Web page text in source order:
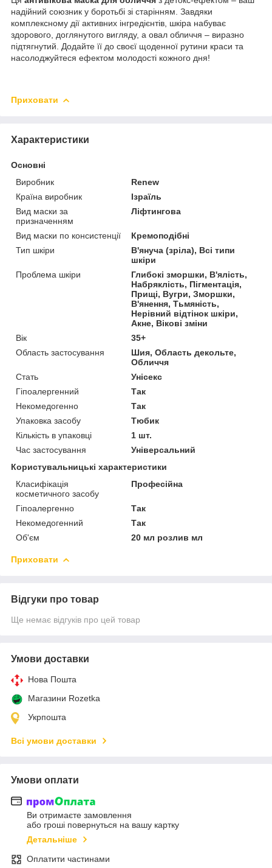
надійний союзник у боротьбі зі старінням. Завдяки
комплексному дії активних інгредієнтів, шкіра набуває
здорового, доглянутого вигляду, а овал обличчя – виразно
підтягнутий. Додайте її до своєї щоденної рутини краси та
насолоджуйтеся ефектом молодості кожного дня!
Приховати
Характеристики
Основні
Виробник
Renew
Країна виробник
Ізраїль
Вид маски за
призначенням
Ліфтингова
Вид маски по консистенції
Кремоподібні
Тип шкіри
В'януча (зріла), Всі типи
шкіри
Проблема шкіри
Глибокі зморшки, В'ялість,
Набряклість, Пігментація,
Прищі, Вугри, Зморшки,
В'янення, Тьмяність,
Нерівний відтінок шкіри,
Акне, Вікові зміни
Вік
35+
Область застосування
Шия, Область декольте,
Обличчя
Стать
Унісекс
Гіпоалергенний
Так
Некомедогенно
Так
Упаковка засобу
Тюбик
Кількість в упаковці
1 шт.
Час застосування
Універсальний
Користувальницькі характеристики
Класифікація
косметичного засобу
Професійна
Гіпоалергенно
Так
Некомедогенний
Так
Об'єм
20 мл розлив мл
Приховати
Відгуки про товар
Ще немає відгуків про цей товар
Умови доставки
Нова Пошта
Магазини Rozetka
Укрпошта
Всі умови доставки
Умови оплати
Ви отримаєте замовлення
або гроші повернуться на вашу картку
Детальніше
Оплатити частинами